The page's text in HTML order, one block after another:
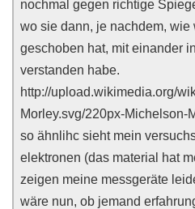
nochmal gegen richtige
wo sie dann, je nachdem,
geschoben hat, mit einander
verstanden habe.
http://upload.wikimedia.org/
Morley.svg/220px-Michelson-
so ähnlihc sieht mein
elektronen (das material hat
zeigen meine messgeräte
wäre nun, ob jemand